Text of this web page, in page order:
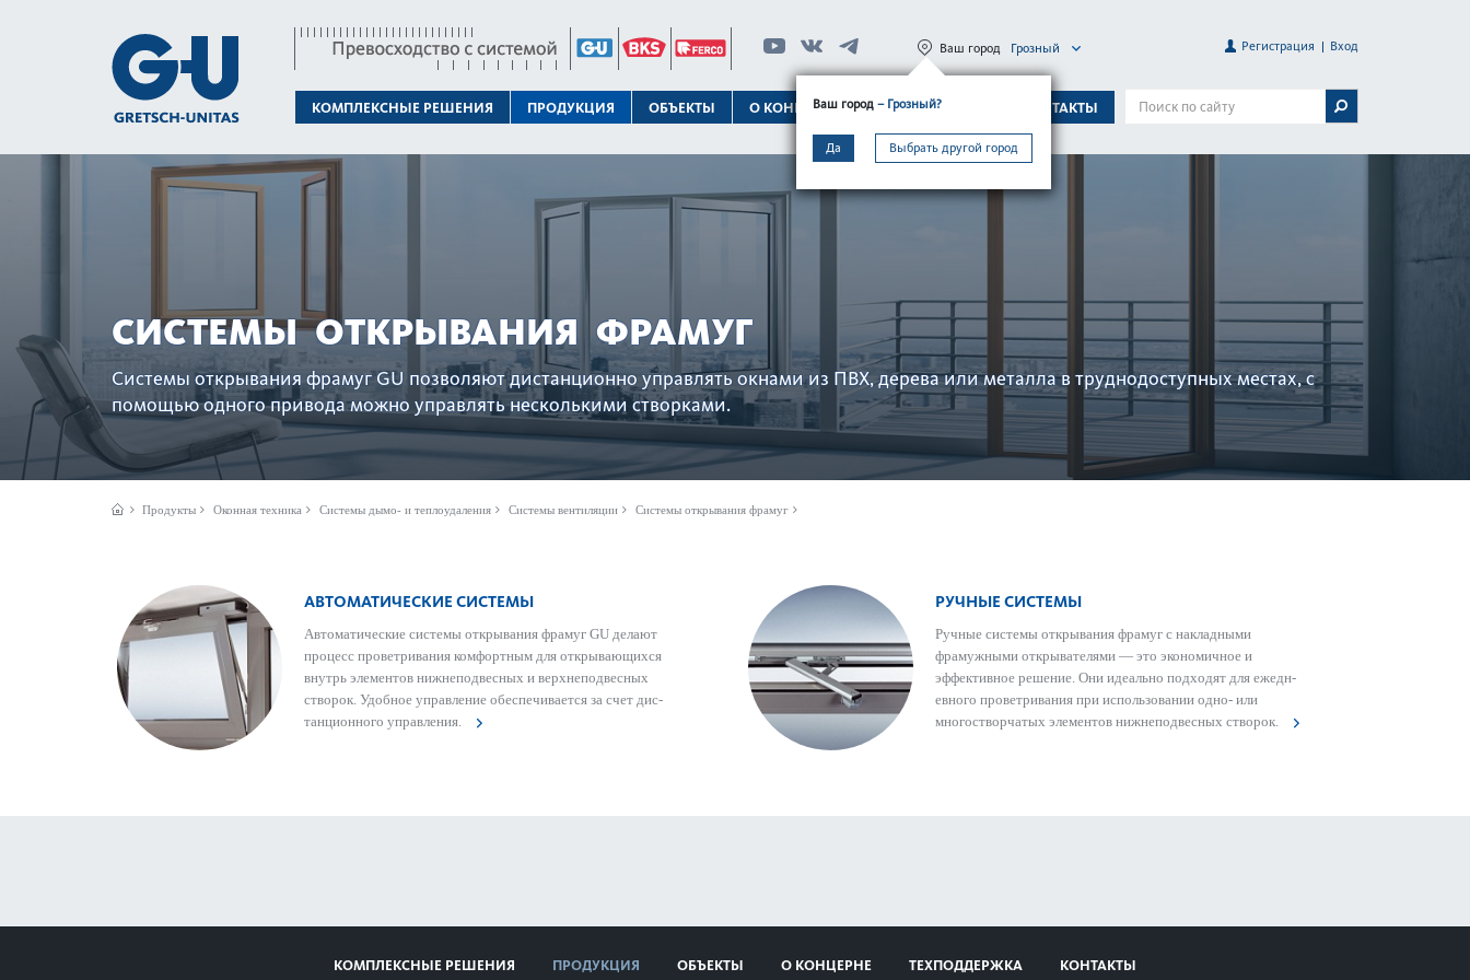
КОМПЛЕКСНЫЕ РЕШЕНИЯ ПРОДУКЦИЯ ОБЪЕКТЫ О КОНЦЕРНЕ ТЕХПОДДЕРЖКА КОНТАКТЫ
Ваш город – Грозный?
Да Выбрать другой город
Ваш город Грозный Регистрация Вход
СИСТЕМЫ ОТКРЫВАНИЯ ФРАМУГ
Сис­темы открывания фрамуг GU позволяют дистанционно управлять окнами из ПВХ, дерева или мет­алла в труднодоступных местах, с
помощью одного при­вода можно управлять нес­колькими створ­ками.
Продукты Оконная техника Системы дымо- и теплоудаления Системы вентиляции Системы открывания фрамуг
АВТОМАТИЧЕСКИЕ СИСТЕМЫ
Автоматические сис­темы открывания фрамуг GU делают
процесс проветр­ивания комфортным для открывающихся
внутрь элементов нижнепо­д­в­есных и верхнепо­д­в­есных
створок. Удобное управ­ление обеспечивается за счет дис­
танцио­нного управ­ления.
РУЧНЫЕ СИСТЕМЫ
Ручные сис­темы открывания фрамуг с накладными
фрамужными открывате­лями — это экономичное и
эффективное решение. Они идеально подходят для еже­дн­
евного проветр­ивания при исполь­зовании одно- или
многос­твор­чатых элементов нижнепо­д­в­есных створок.
КОМПЛЕКСНЫЕ РЕШЕНИЯ ПРОДУКЦИЯ ОБЪЕКТЫ О КОНЦЕРНЕ ТЕХПОДДЕРЖКА КОНТАКТЫ